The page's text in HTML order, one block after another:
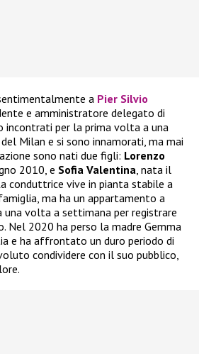
a Pier Silvio
e amministratore delegato di
incontrati per la prima volta a una
Milan e si sono innamorati, ma mai
sono nati due figli: Lorenzo
2010, e Sofia Valentina, nata il
conduttrice vive in pianta stabile a
ma ha un appartamento a
una volta a settimana per registrare
Nel 2020 ha perso la madre Gemma
e ha affrontato un duro periodo di
condividere con il suo pubblico,